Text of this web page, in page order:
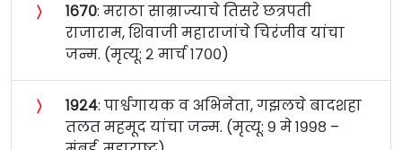
〉 १६७०: मराठा साम्राज्याचे तिसरे छत्रपती
राजाराम, शिवाजी महाराजांचे चिरंजीव यांचा
जन्म. (मृत्यू: २ मार्च १७००)
〉 १९२४: पार्श्वगायक व अभिनेता, गझलचे बादशहा
तलत महमूद यांचा जन्म. (मृत्यू: ९ मे १९९८ –